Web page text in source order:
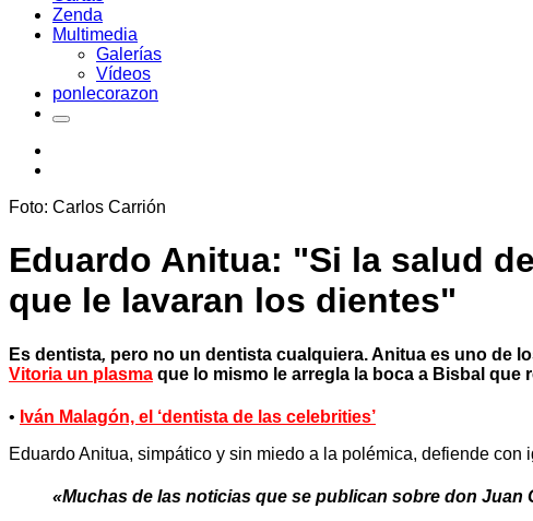
Zenda
Multimedia
Galerías
Vídeos
ponlecorazon
Foto: Carlos Carrión
Eduardo Anitua: "Si la salud
que le lavaran los dientes"
Es dentista, pero no un dentista cualquiera. Anitua es uno de
Vitoria un plasma que lo mismo le arregla la boca a Bisbal que
• Iván Malagón, el ‘dentista de las celebrities’
Eduardo Anitua, simpático y sin miedo a la polémica, defiende
«Muchas de las noticias que se publican sobre don